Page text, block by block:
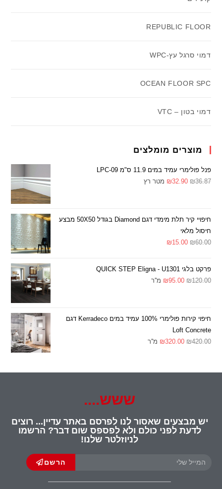
REPUBLIC FLOOR
דמוי סרגל עץ-WPC
OCEAN FLOOR SPC
דמוי בטון – VTC
מוצרים מומלצים
פנל פולימרי עמיד במים 11.9 ס"מ LPC-09
₪36.87
₪32.90 מטר רץ
חיפויי קיר תלת מימדי דגם Diamond בגודל 50X50 מבצע
חיסול מלאי
₪60.00
₪15.00
פרקט בלגי QUICK STEP Eligna - U1301
₪120.00
₪95.00 מ''ר
חיפוי קירות פולימרי 100% עמיד במים Kerradeco דגם
Loft Concrete
₪420.00
₪320.00 מ''ר
ששש....
יש מבצעים שאסור לנו לפרסם באתר עדיין... רוצים
לדעת לפני כולם ולא לפספס שום דבר? הרשמו
לניוזלטר שלנו!
הרשם